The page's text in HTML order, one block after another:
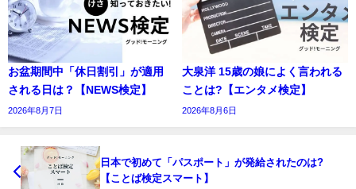
お盆期間中「休日割引」が適用
される日は？【NEWS検定】
2026年8月7日
大泉洋 15歳の娘によく言われる
ことは?【エンタメ検定】
2026年8月6日
日本で初めて「パスポート」が発給されたのは?
【ことば検定スマート】